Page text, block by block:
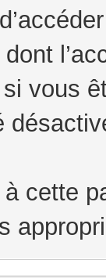
dont
vous
cette